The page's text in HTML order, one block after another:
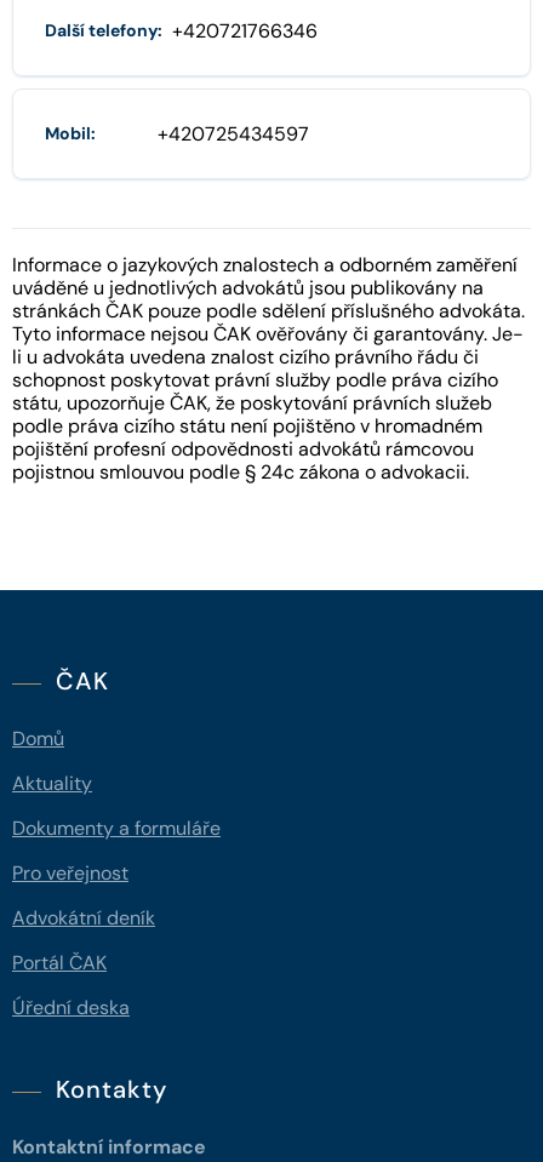
Další telefony: +420721766346
Mobil: +420725434597
Informace o jazykových znalostech a odborném zaměření
uváděné u jednotlivých advokátů jsou publikovány na
stránkách ČAK pouze podle sdělení příslušného advokáta.
Tyto informace nejsou ČAK ověřovány či garantovány. Je-
li u advokáta uvedena znalost cizího právního řádu či
schopnost poskytovat právní služby podle práva cizího
státu, upozorňuje ČAK, že poskytování právních služeb
podle práva cizího státu není pojištěno v hromadném
pojištění profesní odpovědnosti advokátů rámcovou
pojistnou smlouvou podle § 24c zákona o advokacii.
ČAK
Domů
Aktuality
Dokumenty a formuláře
Pro veřejnost
Advokátní deník
Portál ČAK
Úřední deska
Kontakty
Kontaktní informace